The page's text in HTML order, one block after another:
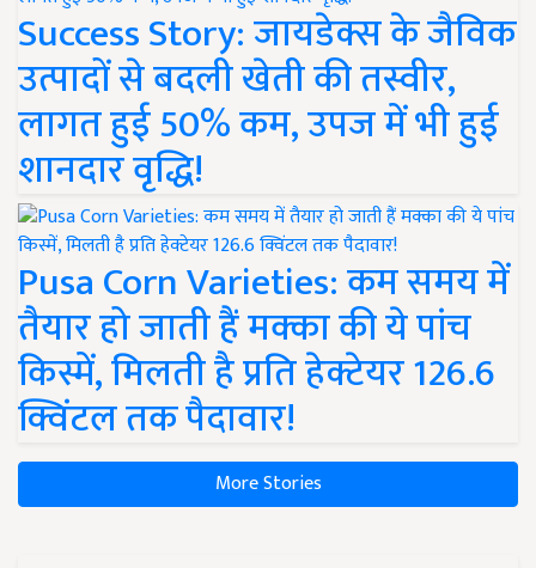
Success Story: जायडेक्स के जैविक
उत्पादों से बदली खेती की तस्वीर,
लागत हुई 50% कम, उपज में भी हुई
शानदार वृद्धि!
Pusa Corn Varieties: कम समय में
तैयार हो जाती हैं मक्का की ये पांच
किस्में, मिलती है प्रति हेक्टेयर 126.6
क्विंटल तक पैदावार!
More Stories